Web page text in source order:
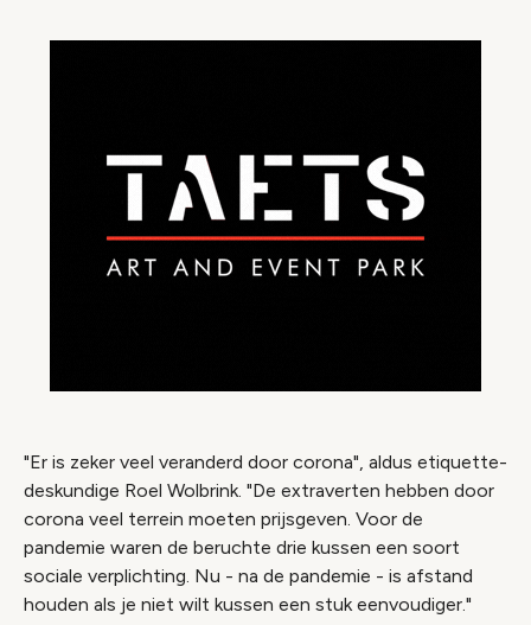
"Er is zeker veel veranderd door corona", aldus etiquette-
deskundige Roel Wolbrink. "De extraverten hebben door
corona veel terrein moeten prijsgeven. Voor de
pandemie waren de beruchte drie kussen een soort
sociale verplichting. Nu - na de pandemie - is afstand
houden als je niet wilt kussen een stuk eenvoudiger."